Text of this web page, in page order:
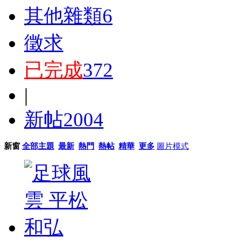
其他雜類6
徵求
已完成372
|
新帖2004
新窗 全部主題 最新 熱門 熱帖 精華 更多 圖片模式